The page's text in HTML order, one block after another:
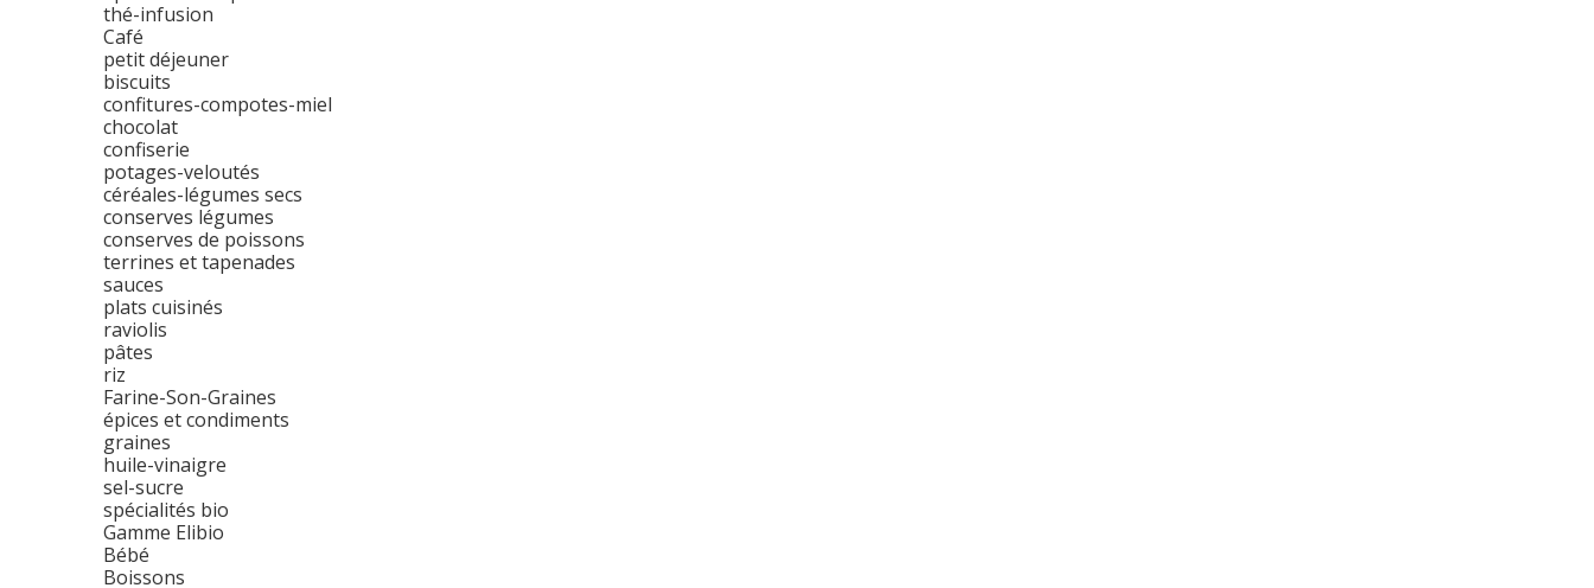
thé-infusion
Café
petit déjeuner
biscuits
confitures-compotes-miel
chocolat
confiserie
potages-veloutés
céréales-légumes secs
conserves légumes
conserves de poissons
terrines et tapenades
sauces
plats cuisinés
raviolis
pâtes
riz
Farine-Son-Graines
épices et condiments
graines
huile-vinaigre
sel-sucre
spécialités bio
Gamme Elibio
Bébé
Boissons